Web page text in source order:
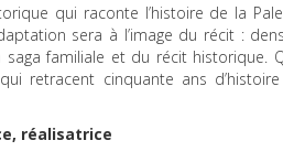
qui raconte l’histoire de la
sera à l’image du récit :
familiale et du récit historique.
retracent cinquante ans
réalisatrice